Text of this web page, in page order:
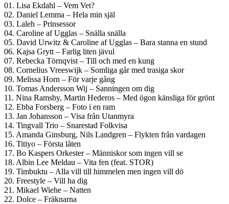
01. Lisa Ekdahl – Vem Vet?
02. Daniel Lemma – Hela min själ
03. Laleh – Prinsessor
04. Caroline af Ugglas – Snälla snälla
05. David Urwitz & Caroline af Ugglas – Bara stanna en stund
06. Kajsa Grytt – Farlig liten jävul
07. Rebecka Törnqvist – Till och med en kung
08. Cornelius Vreeswijk – Somliga går med trasiga skor
09. Melissa Horn – För varje gång
10. Tomas Andersson Wij – Sanningen om dig
11. Nina Ramsby, Martin Hederos – Med ögon känsliga för grönt
12. Ebba Forsberg – Foto i en ram
13. Jan Johansson – Visa från Utanmyra
14. Tingvall Trio – Snarestad Folkvisa
15. Amanda Ginsburg, Nils Landgren – Flykten från vardagen
16. Titiyo – Första låten
17. Bo Kaspers Orkester – Människor som ingen vill se
18. Albin Lee Meldau – Vita fen (feat. STOR)
19. Timbuktu – Alla vill till himmelen men ingen vill dö
20. Freestyle – Vill ha dig
21. Mikael Wiehe – Natten
22. Dolce – Fräknarna